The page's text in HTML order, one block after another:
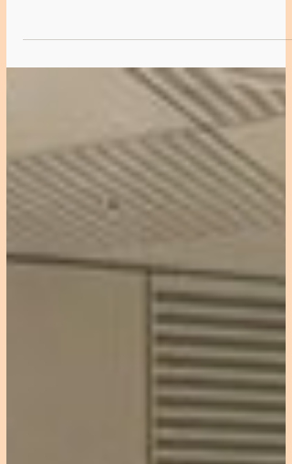
リストであるヨーナン・バーの3名が、
にゲスト出演します！ VSOP 渋谷吹奏楽
団 第10回 主催コンサート...